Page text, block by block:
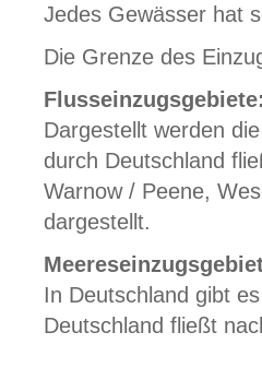
Jedes Gewässer hat
Die Grenze des
Dargestellt werden
durch Deutschland
Warnow / Peene,
dargestellt.
In Deutschland gibt
Deutschland fließt